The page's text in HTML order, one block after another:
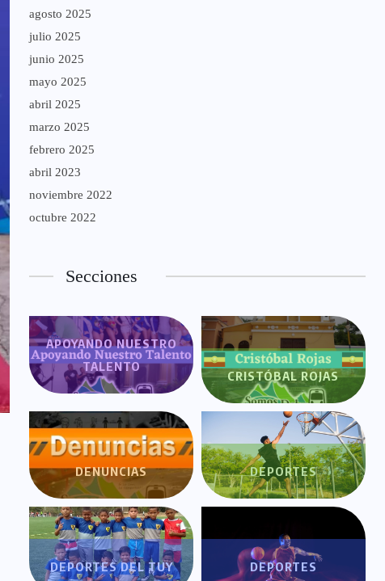
agosto 2025
julio 2025
junio 2025
mayo 2025
abril 2025
marzo 2025
febrero 2025
abril 2023
noviembre 2022
octubre 2022
Secciones
APOYANDO NUESTRO
TALENTO
CRISTÓBAL ROJAS
DENUNCIAS DEPORTES
DEPORTES DEL TUY
DEPORTES